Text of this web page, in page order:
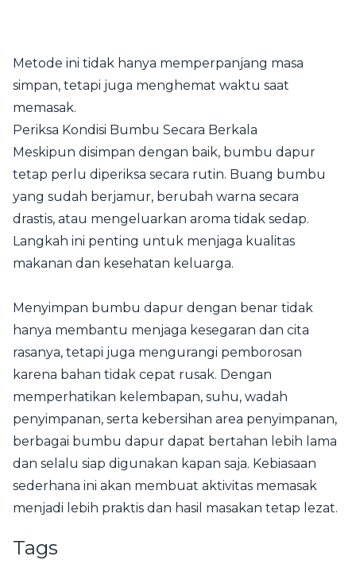
Metode ini tidak hanya memperpanjang masa
simpan, tetapi juga menghemat waktu saat
memasak.
Periksa Kondisi Bumbu Secara Berkala
Meskipun disimpan dengan baik, bumbu dapur
tetap perlu diperiksa secara rutin. Buang bumbu
yang sudah berjamur, berubah warna secara
drastis, atau mengeluarkan aroma tidak sedap.
Langkah ini penting untuk menjaga kualitas
makanan dan kesehatan keluarga.
Menyimpan bumbu dapur dengan benar tidak
hanya membantu menjaga kesegaran dan cita
rasanya, tetapi juga mengurangi pemborosan
karena bahan tidak cepat rusak. Dengan
memperhatikan kelembapan, suhu, wadah
penyimpanan, serta kebersihan area penyimpanan,
berbagai bumbu dapur dapat bertahan lebih lama
dan selalu siap digunakan kapan saja. Kebiasaan
sederhana ini akan membuat aktivitas memasak
menjadi lebih praktis dan hasil masakan tetap lezat.
Tags